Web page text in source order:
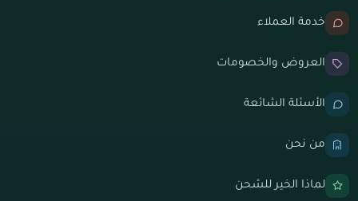
خدمة العملاء
العروض والخصومات
الأسئلة الشائعة
من نحن
لماذا الخير للشحن